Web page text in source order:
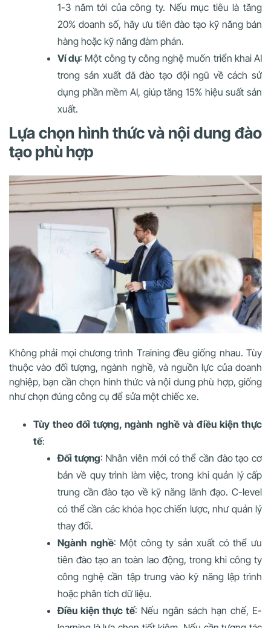
1-3 năm tới của công ty. Nếu mục tiêu là tăng
20% doanh số, hãy ưu tiên đào tạo kỹ năng bán
hàng hoặc kỹ năng đàm phán.
Ví dụ: Một công ty công nghệ muốn triển khai AI
trong sản xuất đã đào tạo đội ngũ về cách sử
dụng phần mềm AI, giúp tăng 15% hiệu suất sản
xuất.
Lựa chọn hình thức và nội dung đào
tạo phù hợp
Không phải mọi chương trình Training đều giống nhau. Tùy
thuộc vào đối tượng, ngành nghề, và nguồn lực của doanh
nghiệp, bạn cần chọn hình thức và nội dung phù hợp, giống
như chọn đúng công cụ để sửa một chiếc xe.
Tùy theo đối tượng, ngành nghề và điều kiện thực
tế:
Đối tượng: Nhân viên mới có thể cần đào tạo cơ
bản về quy trình làm việc, trong khi quản lý cấp
trung cần đào tạo về kỹ năng lãnh đạo. C-level
có thể cần các khóa học chiến lược, như quản lý
thay đổi.
Ngành nghề: Một công ty sản xuất có thể ưu
tiên đào tạo an toàn lao động, trong khi công ty
công nghệ cần tập trung vào kỹ năng lập trình
hoặc phân tích dữ liệu.
Điều kiện thực tế: Nếu ngân sách hạn chế, E-